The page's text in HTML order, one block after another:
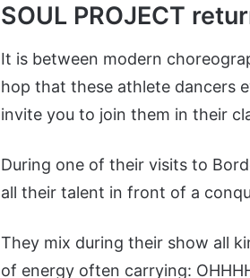
SOUL PROJECT
It is between modern
hop that these athlete dancers
invite you to join them in their
During one of their visits to
all their talent in front of a
They mix during their show all
of energy often carrying: